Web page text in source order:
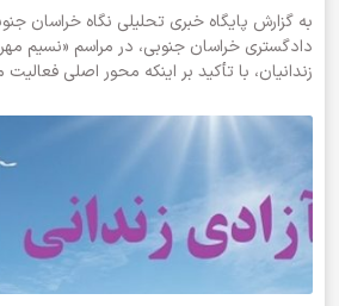
به گزارش پایگاه خبری تحلیلی نگاه خراسان
دادگستری خراسان جنوبی، در مراسم «نسیم
زندانیان، با تأکید بر اینکه محور اصلی فعالیت